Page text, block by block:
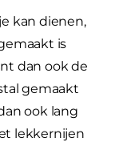
kan dienen,
is
dan ook de
gemaakt
ook lang
lekkernijen